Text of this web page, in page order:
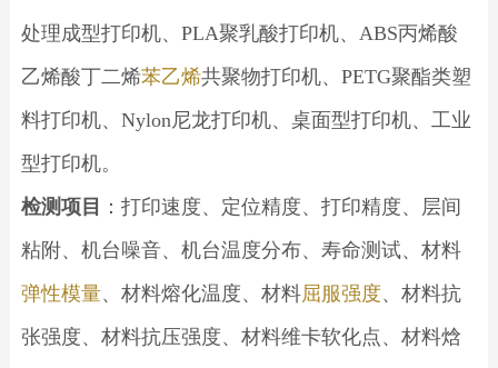
处理成型打印机、PLA聚乳酸打印机、ABS丙烯酸
乙烯酸丁二烯苯乙烯共聚物打印机、PETG聚酯类塑
料打印机、Nylon尼龙打印机、桌面型打印机、工业
型打印机。
检测项目
：打印速度、定位精度、打印精度、层间
粘附、机台噪音、机台温度分布、寿命测试、材料
弹性模量、材料熔化温度、材料屈服强度、材料抗
张强度、材料抗压强度、材料维卡软化点、材料焓